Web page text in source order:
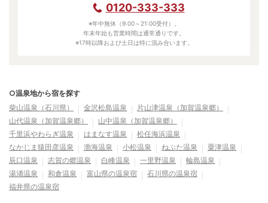
0120-333-333
※年中無休（9:00～21:00受付）。
年末年始も営業時間は通常通りです。
※17時以降および土日は特に混み合います。
○温泉地から宿を探す
柴山温泉（石川県）
金沢松島温泉
片山津温泉（加賀温泉郷）
山代温泉（加賀温泉郷）
山中温泉（加賀温泉郷）
千里浜やわらぎ温泉
はまなす温泉
松任海浜温泉
なかじま猿田彦温泉
渤海温泉 小松温泉 ねぶた温泉
粟津温泉
辰口温泉
志賀の郷温泉 白峰温泉 一里野温泉
輪島温泉
湯涌温泉
和倉温泉 富山県の温泉宿
石川県の温泉宿
福井県の温泉宿